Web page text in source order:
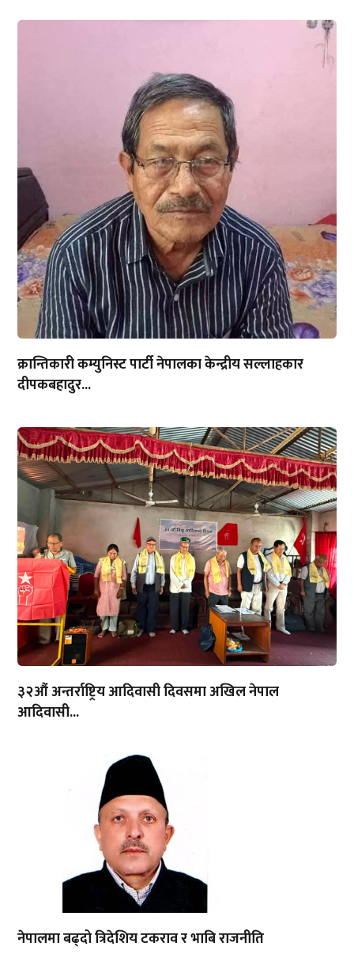
क्रान्तिकारी कम्युनिस्ट पार्टी नेपालका केन्द्रीय सल्लाहकार
दीपकबहादुर...
३२औं अन्तर्राष्ट्रिय आदिवासी दिवसमा अखिल नेपाल
आदिवासी...
नेपालमा बढ्दो त्रिदेशिय टकराव र भाबि राजनीति